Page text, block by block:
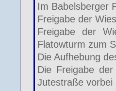
Im Babelsberger
Freigabe der
Freigabe der
Flatowturm zum
Die Aufhebung
Die Freigabe
Jutestraße vorbei